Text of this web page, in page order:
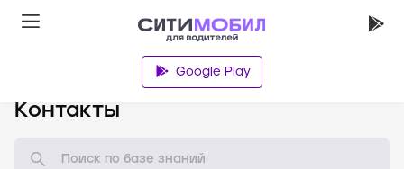
Google Play
Контакты